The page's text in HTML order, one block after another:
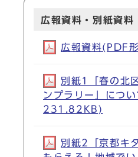
広報資料・別紙資料
広報資料(PDF
別紙1「春の北
ンプラリー」につ
231.82KB)
別紙2「京都キ